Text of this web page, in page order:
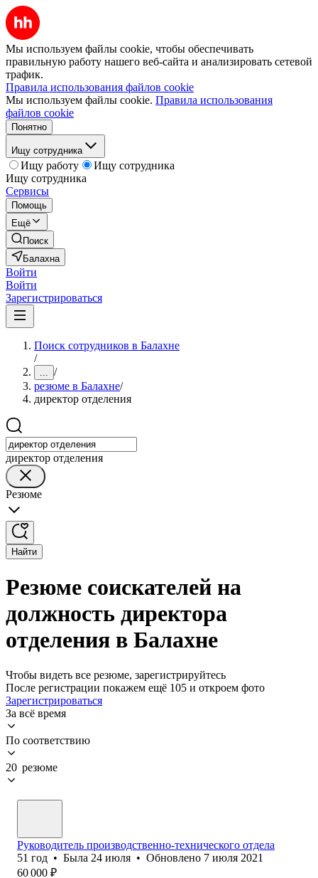
Мы используем файлы cookie, чтобы обеспечивать
правильную работу нашего веб-сайта и анализировать сетевой
трафик.
Правила использования файлов cookie
Мы используем файлы cookie. Правила использования
файлов cookie
Понятно
Ищу сотрудника
Ищу работу
Ищу сотрудника
Ищу сотрудника
Сервисы
Помощь
Ещё
Поиск
Балахна
Войти
Войти
Зарегистрироваться
Поиск сотрудников в Балахне
/
... /
резюме в Балахне/
директор отделения
директор отделения
Резюме
Найти
Резюме соискателей на
должность директора
отделения в Балахне
Чтобы видеть все резюме, зарегистрируйтесь
После регистрации покажем ещё 105 и откроем фото
Зарегистрироваться
За всё время
По соответствию
20 резюме
Руководитель производственно-технического отдела
51 год • Была 24 июля • Обновлено 7 июля 2021
60 000 ₽